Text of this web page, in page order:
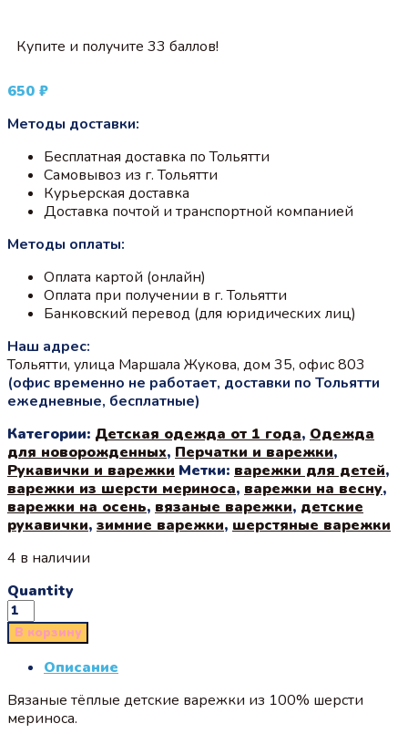
Купите и получите 33 баллов!
650 ₽
Методы доставки:
Бесплатная доставка по Тольятти
Самовывоз из г. Тольятти
Курьерская доставка
Доставка почтой и транспортной компанией
Методы оплаты:
Оплата картой (онлайн)
Оплата при получении в г. Тольятти
Банковский перевод (для юридических лиц)
Наш адрес:
Тольятти, улица Маршала Жукова, дом 35, офис 803
(офис временно не работает, доставки по Тольятти
ежедневные, бесплатные)
Категории: Детская одежда от 1 года, Одежда
для новорожденных, Перчатки и варежки,
Рукавички и варежки Метки: варежки для детей,
варежки из шерсти мериноса, варежки на весну,
варежки на осень, вязаные варежки, детские
рукавички, зимние варежки, шерстяные варежки
4 в наличии
Quantity
В корзину
Описание
Вязаные тёплые детские варежки из 100% шерсти
мериноса.